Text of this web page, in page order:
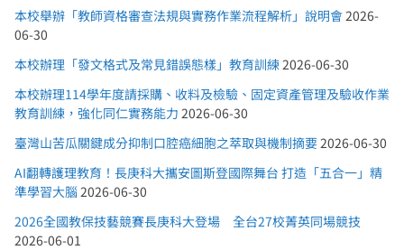
本校舉辦「教師資格審查法規與實務作業流程解析」說明會2026-
06-30
本校辦理「發文格式及常見錯誤態樣」教育訓練2026-06-30
本校辦理114學年度請採購、收料及檢驗、固定資產管理及驗收作業
教育訓練，強化同仁實務能力 2026-06-30
臺灣山苦瓜關鍵成分抑制口腔癌細胞之萃取與機制摘要2026-06-30
AI翻轉護理教育！長庚科大攜安圖斯登國際舞台 打造「五合一」精
準學習大腦 2026-06-30
2026全國教保技藝競賽長庚科大登場 全台27校菁英同場競技
2026-06-01